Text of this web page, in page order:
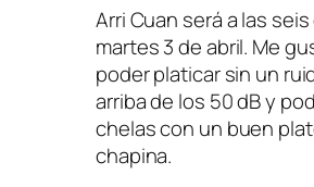
Arri Cuan será a las
martes 3 de abril. Me
poder platicar sin un
arriba de los 50 dB y
chelas con un buen
chapina.